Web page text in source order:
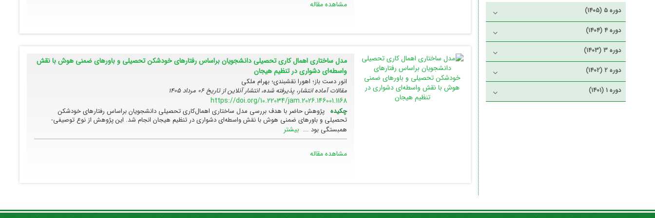
دوره 5 (1405)
دوره 4 (1404)
دوره 3 (1403)
دوره 2 (1402)
دوره 1 (1401)
مشاهده مقاله
مدل ساختاری اهمال کاری تحصیلی دانشجویان براساس رفتارهای خودشکن تحصیلی و باورهای ضمنی هوش با نقش
واسطه‌ای دشواری در تنظیم هیجان
انور دست باز؛ اهورا نقشبندی؛ بهرام ملکی
مقالات آماده انتشار، پذیرفته شده، انتشار آنلاین از تاریخ06 مرداد 1405
https://doi.org/10.22034/jam.2026.146001.1168
چکیده پژوهش حاضر با هدف بررسی مدل ساختاری اهمال‌کاری تحصیلی دانشجویان براساس رفتارهای خودشکن
تحصیلی و باورهای ضمنی هوش با نقش واسطه‌ای دشواری در تنظیم هیجان انجام شد. این پژوهش از نوع توصیفی-
همبستگی بود ... بیشتر
مشاهده مقاله